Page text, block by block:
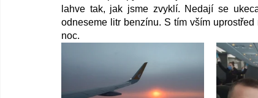
lahve tak, jak jsme zvyklí. Nedají se
odneseme litr benzínu. S tím vším
noc.